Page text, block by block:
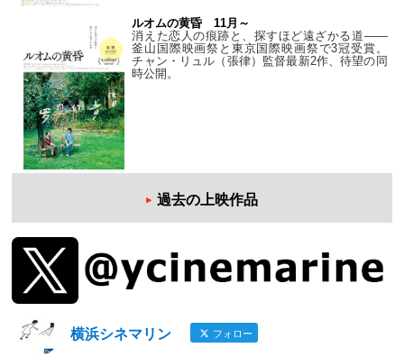
ルオムの黄昏 11月～
消えた恋人の痕跡と、探すほど遠ざかる道——
釜山国際映画祭と東京国際映画祭で3冠受賞。
チャン・リュル（張律）監督最新2作、待望の同
時公開。
過去の上映作品
横浜シネマリン フォロー